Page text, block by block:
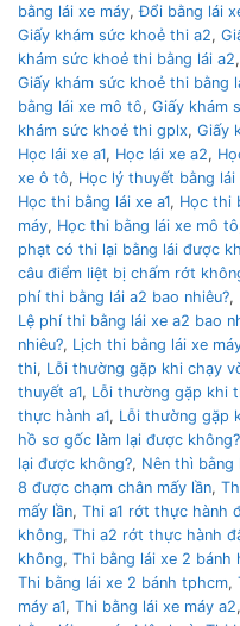
bằng lái xe máy,Đổi bằng lái
Giấy khám sức khoẻ thi a2,
khám sức khoẻ thi bằng lái a2,
Giấy khám sức khoẻ thi bằng
bằng lái xe mô tô, Giấy khám
khám sức khoẻ thi gplx, Giấy
Học lái xe a1, Học lái xe a2,
xe ô tô, Học lý thuyết bằng lái
Học thi bằng lái xe a1, Học thi
máy, Học thi bằng lái xe mô tô
phạt có thi lại bằng lái được
câu điểm liệt bị chấm rớt
phí thi bằng lái a2 bao nhiêu?,
Lệ phí thi bằng lái xe a2 bao
nhiêu?, Lịch thi bằng lái xe
thi, Lỗi thường gặp khi chạy
thuyết a1, Lỗi thường gặp khi
thực hành a1, Lỗi thường gặp
hồ sơ gốc làm lại được không?
lại được không?, Nên thì bằng
8 được chạm chân mấy lần,
mấy lần, Thi a1 rớt thực hành
không, Thi a2 rớt thực hành
không, Thi bằng lái xe 2 bánh
Thi bằng lái xe 2 bánh tphcm,
máy a1, Thi bằng lái xe máy a2,